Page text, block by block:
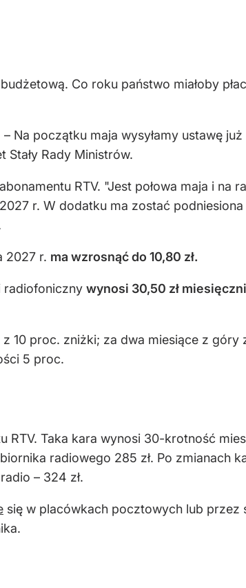
Co roku państwo miałoby
Na początku maja wysyłamy ustawę
Rady Ministrów.
RTV. "Jest połowa maja i na
r. W dodatku ma zostać
2027 r. ma wzrosnąć do 10,80 zł.
radiofoniczny wynosi 30,50 zł
10 proc. zniżki; za dwa miesiące z
5 proc.
Taka kara wynosi 30-krotność
radiowego 285 zł. Po zmianach
– 324 zł.
się w placówkach pocztowych lub przez